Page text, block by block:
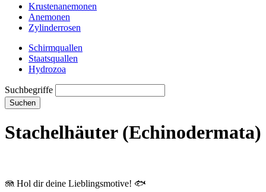
Krustenanemonen
Anemonen
Zylinderrosen
Schirmquallen
Staatsquallen
Hydrozoa
Suchbegriffe
Suchen
Stachelhäuter (Echinodermata)
🪼 Hol dir deine Lieblingsmotive! 🐟